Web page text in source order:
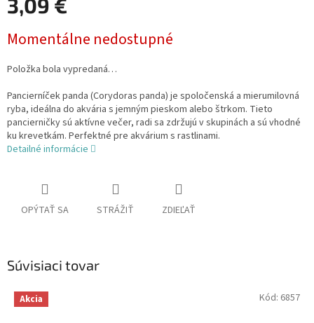
3,09 €
cena:
Momentálne nedostupné
Položka bola vypredaná…
Pancierníček panda (Corydoras panda) je spoločenská a mierumilovná
ryba, ideálna do akvária s jemným pieskom alebo štrkom. Tieto
pancierničky sú aktívne večer, radi sa zdržujú v skupinách a sú vhodné
ku krevetkám. Perfektné pre akvárium s rastlinami.
Detailné informácie
OPÝTAŤ SA STRÁŽIŤ ZDIEĽAŤ
Súvisiaci tovar
Akcia Kód: 6857